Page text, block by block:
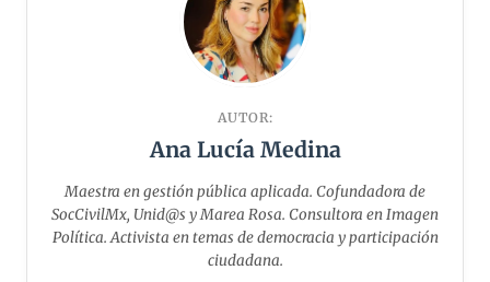
AUTOR:
Ana Lucía Medina
Maestra en gestión pública aplicada. Cofundadora de
SocCivilMx, Unid@s y Marea Rosa. ⁠Consultora en Imagen
Política. Activista en temas de democracia y participación
ciudadana.